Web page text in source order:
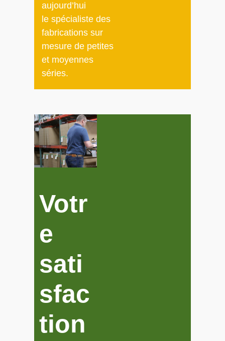
aujourd’hui
le spécialiste des
fabrications sur
mesure de petites
et moyennes
séries.
Votr
e
sati
sfac
tion